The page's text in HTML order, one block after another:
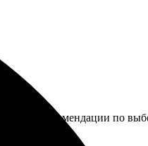
рекомендации по